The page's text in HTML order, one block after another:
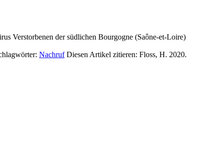
Verstorbenen der südlichen Bourgogne (Saône-et-Loire)
Nachruf Diesen Artikel zitieren: Floss, H. 2020.